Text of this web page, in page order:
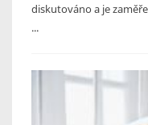
diskutováno a je
...